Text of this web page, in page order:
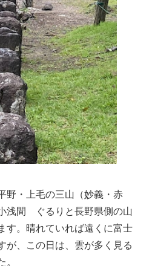
野・上毛の三山（妙義・赤
浅間 ぐるりと長野県側の山
す。晴れていれば遠くに富士
が、この日は、雲が多く見る